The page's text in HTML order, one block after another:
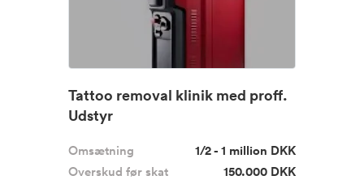
Tattoo removal klinik med proff.
Udstyr
Omsætning
1/2 - 1 million DKK
Overskud før skat
150.000 DKK